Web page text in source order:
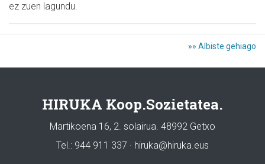
ez zuen lagundu.
»» Albiste gehiago
HIRUKA Koop.Sozietatea.
Martikoena 16, 2. solairua. 48992 Getxo
Tel.: 944 911 337 · hiruka@hiruka.eus